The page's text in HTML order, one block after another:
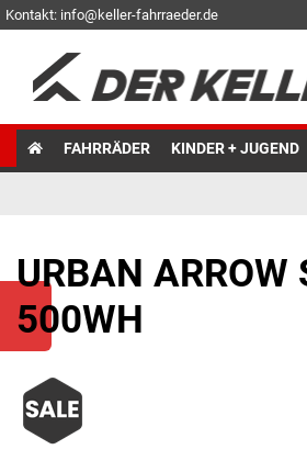
Kontakt: info@keller-fahrraeder.de
FAHRRÄDER KINDER + JUGEND
URBAN ARROW
500WH